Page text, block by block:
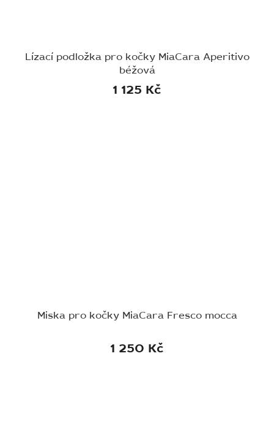
Lízací podložka pro kočky MiaCara Aperitivo
béžová
1 125 Kč
Miska pro kočky MiaCara Fresco mocca
1 250 Kč